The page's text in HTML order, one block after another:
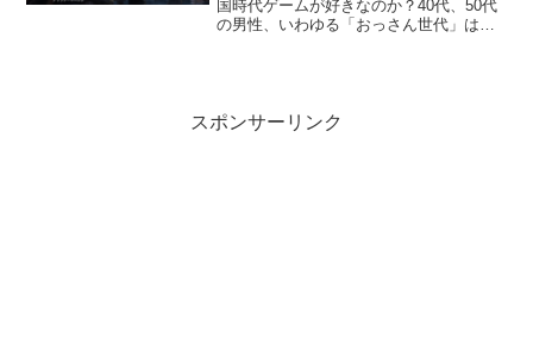
国時代ゲームが好きなのか？40代、50代
の男性、いわゆる「おっさん世代」は、
スポンサーリンク